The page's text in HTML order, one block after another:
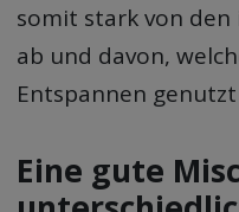
somit stark von
ab und davon,
Entspannen
Eine gute